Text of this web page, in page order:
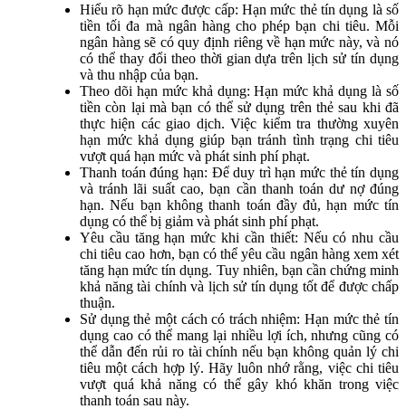
Hiểu rõ hạn mức được cấp: Hạn mức thẻ tín dụng là số
tiền tối đa mà ngân hàng cho phép bạn chi tiêu. Mỗi
ngân hàng sẽ có quy định riêng về hạn mức này, và nó
có thể thay đổi theo thời gian dựa trên lịch sử tín dụng
và thu nhập của bạn.
Theo dõi hạn mức khả dụng: Hạn mức khả dụng là số
tiền còn lại mà bạn có thể sử dụng trên thẻ sau khi đã
thực hiện các giao dịch. Việc kiểm tra thường xuyên
hạn mức khả dụng giúp bạn tránh tình trạng chi tiêu
vượt quá hạn mức và phát sinh phí phạt.
Thanh toán đúng hạn: Để duy trì hạn mức thẻ tín dụng
và tránh lãi suất cao, bạn cần thanh toán dư nợ đúng
hạn. Nếu bạn không thanh toán đầy đủ, hạn mức tín
dụng có thể bị giảm và phát sinh phí phạt.
Yêu cầu tăng hạn mức khi cần thiết: Nếu có nhu cầu
chi tiêu cao hơn, bạn có thể yêu cầu ngân hàng xem xét
tăng hạn mức tín dụng. Tuy nhiên, bạn cần chứng minh
khả năng tài chính và lịch sử tín dụng tốt để được chấp
thuận.
Sử dụng thẻ một cách có trách nhiệm: Hạn mức thẻ tín
dụng cao có thể mang lại nhiều lợi ích, nhưng cũng có
thể dẫn đến rủi ro tài chính nếu bạn không quản lý chi
tiêu một cách hợp lý. Hãy luôn nhớ rằng, việc chi tiêu
vượt quá khả năng có thể gây khó khăn trong việc
thanh toán sau này.